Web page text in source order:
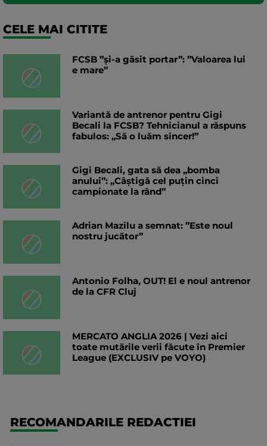
CELE MAI CITITE
FCSB ”și-a găsit portar”: ”Valoarea lui
e mare”
Variantă de antrenor pentru Gigi
Becali la FCSB? Tehnicianul a răspuns
fabulos: „Să o luăm sincer!”
Gigi Becali, gata să dea „bomba
anului”: „Câștigă cel puțin cinci
campionate la rând”
Adrian Mazilu a semnat: ”Este noul
nostru jucător”
Antonio Folha, OUT! El e noul antrenor
de la CFR Cluj
MERCATO ANGLIA 2026 | Vezi aici
toate mutările verii făcute în Premier
League (EXCLUSIV pe VOYO)
RECOMANDARILE REDACTIEI